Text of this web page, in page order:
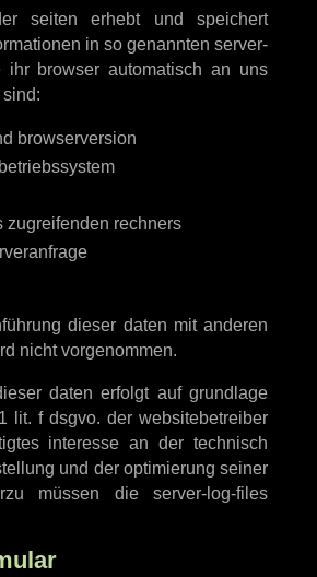
seiten erhebt und speichert
in so genannten server-
ihr browser automatisch an uns
browserversion
zugreifenden rechners
dieser daten mit anderen
nicht vorgenommen.
daten erfolgt auf grundlage
lit. f dsgvo. der websitebetreiber
interesse an der technisch
und der optimierung seiner
müssen die server-log-files